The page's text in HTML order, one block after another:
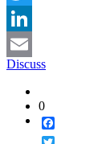
Twitter
LinkedIn
Email
Discuss
0